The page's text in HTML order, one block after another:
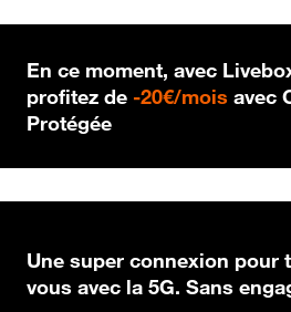
En ce moment, avec
profitez de -20€/mois 20 €
avec
Protégée
Une super connexion pour
vous avec la 5G. Sans